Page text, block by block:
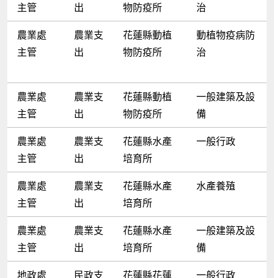
主管
出
物防疫所
治
農業處
主管
農業支
出
花蓮縣動植
物防疫所
動植物疫病防
治
農業處
主管
農業支
出
花蓮縣動植
物防疫所
一般建築及設
備
農業處
主管
農業支
出
花蓮縣水產
培育所
一般行政
農業處
主管
農業支
出
花蓮縣水產
培育所
水產養殖
農業處
主管
農業支
出
花蓮縣水產
培育所
一般建築及設
備
地政處
民政支
花蓮縣花蓮
一般行政